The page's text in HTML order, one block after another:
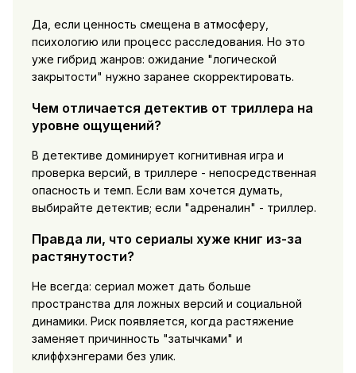
Да, если ценность смещена в атмосферу,
психологию или процесс расследования. Но это
уже гибрид жанров: ожидание "логической
закрытости" нужно заранее скорректировать.
Чем отличается детектив от триллера на
уровне ощущений?
В детективе доминирует когнитивная игра и
проверка версий, в триллере - непосредственная
опасность и темп. Если вам хочется думать,
выбирайте детектив; если "адреналин" - триллер.
Правда ли, что сериалы хуже книг из-за
растянутости?
Не всегда: сериал может дать больше
пространства для ложных версий и социальной
динамики. Риск появляется, когда растяжение
заменяет причинность "затычками" и
клиффхэнгерами без улик.